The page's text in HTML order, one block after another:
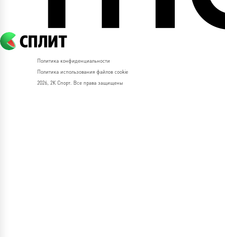
Политика конфиденциальности
Политика использования файлов cookie
2026, 2К Спорт. Все права защищены